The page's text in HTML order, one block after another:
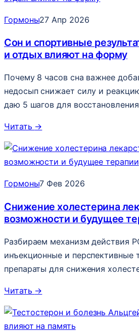
Гормоны27 Апр 2026
Сон и спортивные
и отдых влияют на форму
Почему 8 часов сна важнее
недосып снижает силу и
даю 5 шагов для
Читать →
Гормоны7 Фев 2026
Снижение холестерина
возможности и будущее
Разбираем механизм действия
инъекционные и перспективные
препараты для снижения
Читать →